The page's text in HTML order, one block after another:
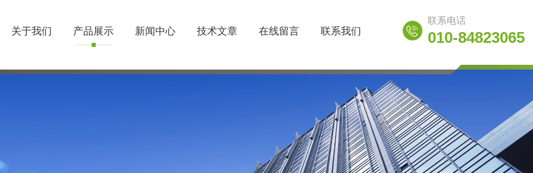
关于我们 产品展示 新闻中心 技术文章 在线留言 联系我们
联系电话
010-84823065